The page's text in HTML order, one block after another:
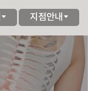
지점안내